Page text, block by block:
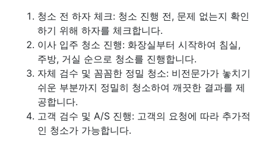
청소 전 하자 체크: 청소 진행 전, 문제 없는지 확인
하기 위해 하자를 체크합니다.
이사 입주 청소 진행: 화장실부터 시작하여 침실,
주방, 거실 순으로 청소를 진행합니다.
자체 검수 및 꼼꼼한 정밀 청소: 비전문가가 놓치기
쉬운 부분까지 정밀히 청소하여 깨끗한 결과를 제
공합니다.
고객 검수 및 A/S 진행: 고객의 요청에 따라 추가적
인 청소가 가능합니다.